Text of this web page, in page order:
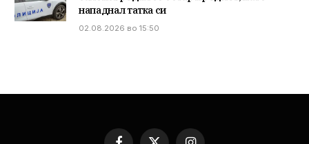
нападнал татка си
02.08.2026 во 15:50